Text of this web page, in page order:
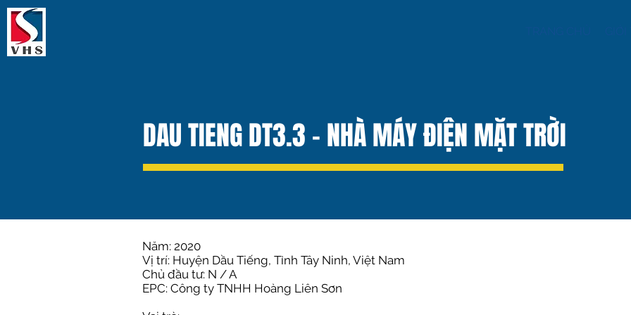
DAU TIENG DT3.3 - NHÀ MÁY ĐIỆN MẶT TRỜI
Năm: 2020
Vị trí: Huyện Dầu Tiếng, Tỉnh Tây Ninh, Việt Nam
Chủ đầu tư: N / A
EPC: Công ty TNHH Hoàng Liên Sơn